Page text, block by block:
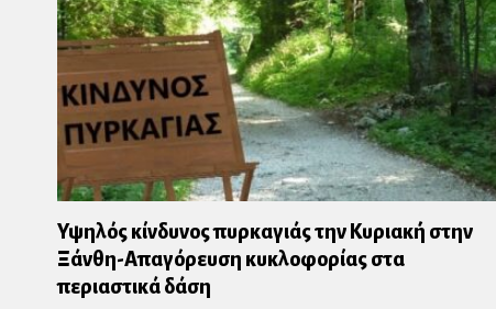
Υψηλός κίνδυνος πυρκαγιάς την Κυριακή στην
Ξάνθη-Απαγόρευση κυκλοφορίας στα
περιαστικά δάση